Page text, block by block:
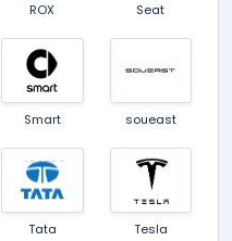
ROX Seat
Smart soueast
Tata Tesla